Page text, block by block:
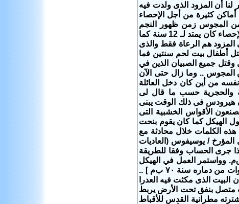
(1) مزود و (2) بيت .. ومن الظاهر لنا أن المزود الذى ولدت فيه
كثيرة من أجل الإحصاء
المجوس زمن ظهور النجم
(مت2: 7) وفى الغالب العائلة المقدسة مكثوا فى بيت لحم سنتين لسببين زمن الإحصاء كان يمتد لـ 12 سنة كما
(مت2: 11) والذى زار يسوع فى المزود هم الرعاة فقط والذى
أطفال بيت لحم سنتين فما
وقتل جميع الصبيان الذين في
.. وما زال حتى الآن
من أين كان دخل العائلة
والحجرية حسب ما قال لى
هيرودس فى ذلك الوقت يبنى
النجارين يصنعون الأقواس الخشبية التى
الهيكل كما كان يقوم بنحت
ان بناء الهيكل استغرق ٤٦ سنة.‏ وقد قيلت هذه الكلمات خلال محادثة مع
الاحتفال بأول فصح بعد معموديته.‏(يو2: 13- 20) ويقول المؤرخ / يوسيفوس (‏العاديات
السنة الـ‍ ١٨ من حكم هيرودس.‏ وإذا جرى الحساب وفقا للطريقة
يحصي بها اليهود سنوات حكم ملوكهم،‏ يعني ذلك ان العمل ابتدأ في ١٨/‏١٧ ق‌م.‏ وواستمر العمل في الهيكل
بتوسيعه شيئا فشيئا،‏ بالاضافة الى القيام بأعمال اخرى،‏ ولم ينتهِ إلا قبل ست سنوات من دماره سنة ٧٠ ب‌م‏ ] ..
الذى مكثت فيه العدرا
متصل بنفق تحت الأرض يربط
مطرانية القدس للأقباط